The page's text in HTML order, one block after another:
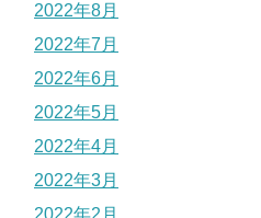
2022年8月
2022年7月
2022年6月
2022年5月
2022年4月
2022年3月